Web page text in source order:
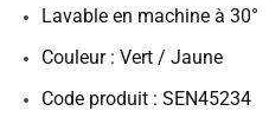
Lavable en machine à 30°
Couleur : Vert / Jaune
Code produit : SEN45234